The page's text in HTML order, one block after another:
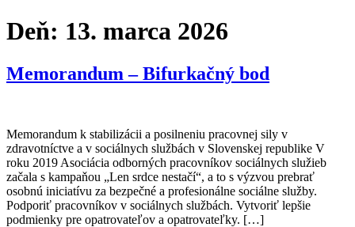
Deň: 13. marca 2026
Memorandum – Bifurkačný bod
Memorandum k stabilizácii a posilneniu pracovnej sily v
zdravotníctve a v sociálnych službách v Slovenskej republike V
roku 2019 Asociácia odborných pracovníkov sociálnych služieb
začala s kampaňou „Len srdce nestačí“, a to s výzvou prebrať
osobnú iniciatívu za bezpečné a profesionálne sociálne služby.
Podporiť pracovníkov v sociálnych službách. Vytvoriť lepšie
podmienky pre opatrovateľov a opatrovateľky. […]